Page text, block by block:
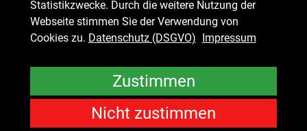
Statistikzwecke. Durch die weitere Nutzung der
Webseite stimmen Sie der Verwendung von
Cookies zu. Datenschutz (DSGVO) Impressum
Zustimmen
Nicht zustimmen